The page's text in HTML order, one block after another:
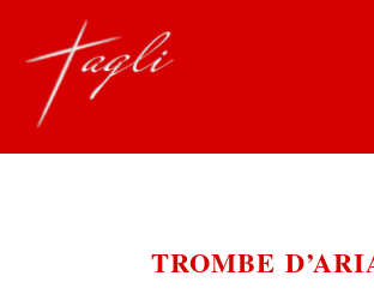
TROMBE